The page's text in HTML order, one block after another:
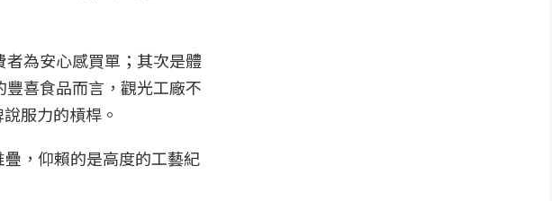
為安心感買單；其次是體
喜食品而言，觀光工廠不
服力的槓桿。